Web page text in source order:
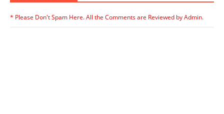
* Please Don't Spam Here. All the Comments are Reviewed by Admin.